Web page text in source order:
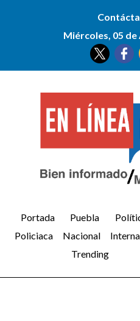
Miércoles, 05
Portada Puebla
Policiaca
Nacional
Trending